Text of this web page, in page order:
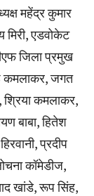
महेंद्र कुमार
मिरी, एडवोकेट
जिला प्रमुख
कमलाकर, जगत
श्रिया कमलाकर,
बाबा, हितेश
प्रदीप
कॉमेडीज,
खांडे, रूप सिंह,